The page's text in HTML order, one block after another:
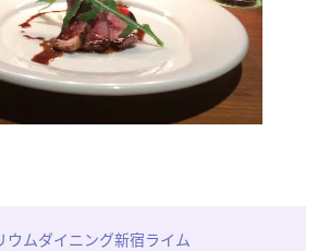
ウムダイニング新宿ライム